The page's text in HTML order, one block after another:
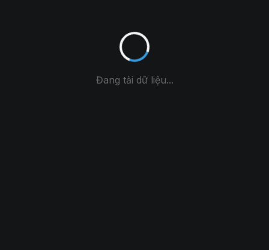
Đang tải dữ liệu...